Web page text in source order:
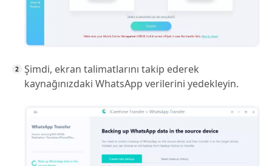
Şimdi, ekran talimatlarını takip ederek
kaynağınızdaki WhatsApp verilerini yedekleyin.